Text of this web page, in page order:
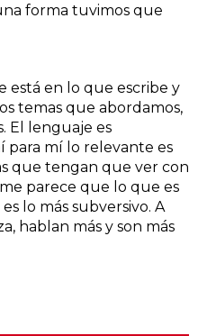
forma tuvimos que
está en lo que escribe y
temas que abordamos,
El lenguaje es
para mí lo relevante es
que tengan que ver con
parece que lo que es
lo más subversivo. A
hablan más y son más